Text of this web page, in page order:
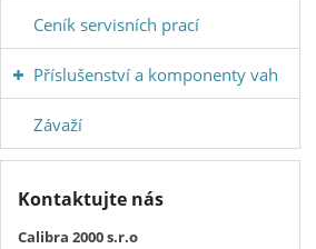
Ceník servisních prací
Příslušenství a komponenty vah
Závaží
Kontaktujte nás
Calibra 2000 s.r.o